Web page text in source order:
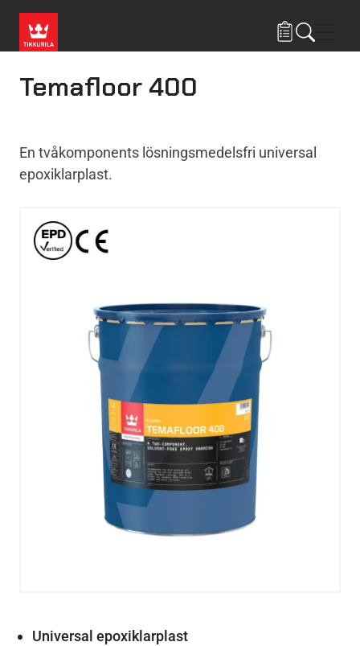
Temafloor 400
En tvåkomponents lösningsmedelsfri universal
epoxiklarplast.
Universal epoxiklarplast